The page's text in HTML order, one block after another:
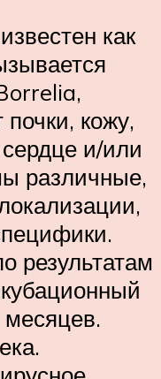
как
кожу,
и/или
различные,
результатам